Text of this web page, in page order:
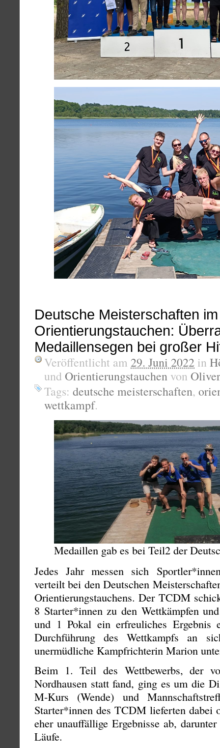
Deutsche Meisterschaften im
Orientierungstauchen:
Medaillensegen bei großer
Veröffentlicht am 29. Juni 2022 in
und Orientierungstauchen von Oliver
Tags: deutsche meisterschaften,
wettkampf.
Medaillen gab es bei Teil2 der
Jedes Jahr messen sich
verteilt bei den Deutschen
Orientierungstauchens. Der TCDM
8 Starter*innen zu den Wettkämpfen
und 1 Pokal ein erfreuliches Ergebnis
Durchführung des Wettkampfs an
unermüdliche Kampfrichterin Marion
Beim 1. Teil des Wettbewerbs, der
Nordhausen statt fand, ging es um die
M-Kurs (Wende) und
Starter*innen des TCDM lieferten dabei
eher unauffällige Ergebnisse ab,
Läufe.